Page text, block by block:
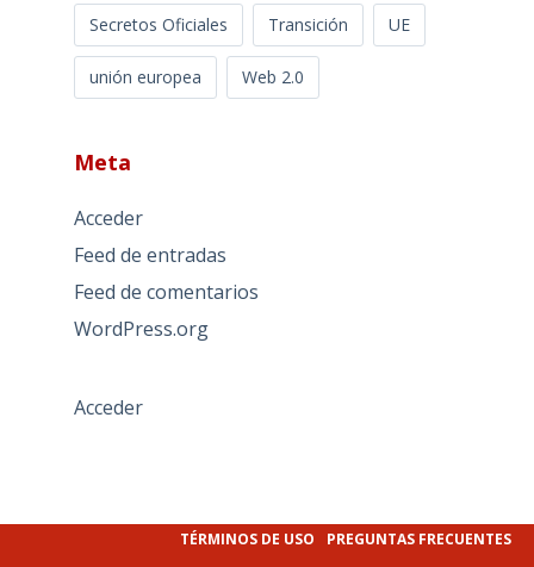
Secretos Oficiales Transición UE
unión europea Web 2.0
Meta
Acceder
Feed de entradas
Feed de comentarios
WordPress.org
Acceder
TÉRMINOS DE USO PREGUNTAS FRECUENTES